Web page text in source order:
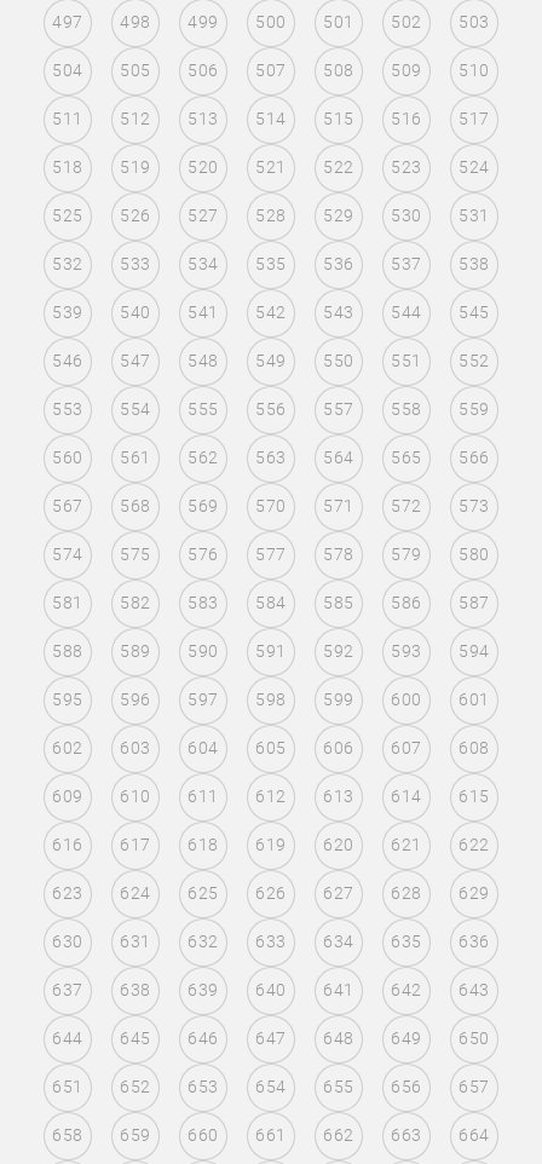
497 498 499 500 501 502 503
504 505 506 507 508 509 510
511 512 513 514 515 516 517
518 519 520 521 522 523 524
525 526 527 528 529 530 531
532 533 534 535 536 537 538
539 540 541 542 543 544 545
546 547 548 549 550 551 552
553 554 555 556 557 558 559
560 561 562 563 564 565 566
567 568 569 570 571 572 573
574 575 576 577 578 579 580
581 582 583 584 585 586 587
588 589 590 591 592 593 594
595 596 597 598 599 600 601
602 603 604 605 606 607 608
609 610 611 612 613 614 615
616 617 618 619 620 621 622
623 624 625 626 627 628 629
630 631 632 633 634 635 636
637 638 639 640 641 642 643
644 645 646 647 648 649 650
651 652 653 654 655 656 657
658 659 660 661 662 663 664